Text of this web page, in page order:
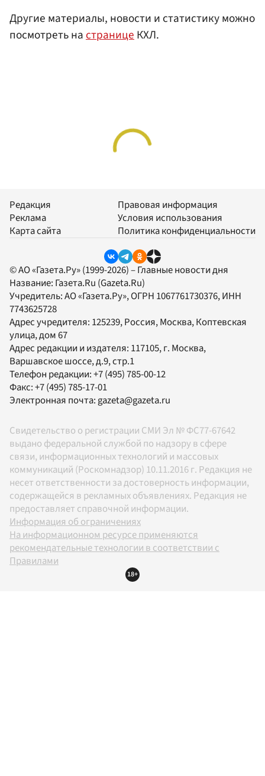
Другие материалы, новости и статистику можно
посмотреть настраницеКХЛ.
Редакция
Реклама
Карта сайта
Правовая информация
Условия использования
Политика конфиденциальности
© АО «Газета.Ру» (1999-2026) – Главные новости дня
Название: Газета.Ru (Gazeta.Ru)
Учредитель:АО «Газета.Ру», ОГРН 1067761730376, ИНН
7743625728
Адрес учредителя: 125239, Россия, Москва, Коптевская
улица, дом 67
Адрес редакции и издателя: 117105, г. Москва,
Варшавское шоссе, д.9, стр.1
Телефон редакции:+7 (495) 785-00-12
Факс:+7 (495) 785-17-01
Электронная почта: gazeta@gazeta.ru
Свидетельство о регистрации СМИ Эл № ФС77-67642
выдано федеральной службой по надзору в сфере
связи, информационных технологий и массовых
коммуникаций (Роскомнадзор) 10.11.2016 г. Редакция не
несет ответственности за достоверность информации,
содержащейся в рекламных объявлениях. Редакция не
предоставляет справочной информации.
Информация об ограничениях
На информационном ресурсе применяются
рекомендательные технологии в соответствии с
Правилами
18+